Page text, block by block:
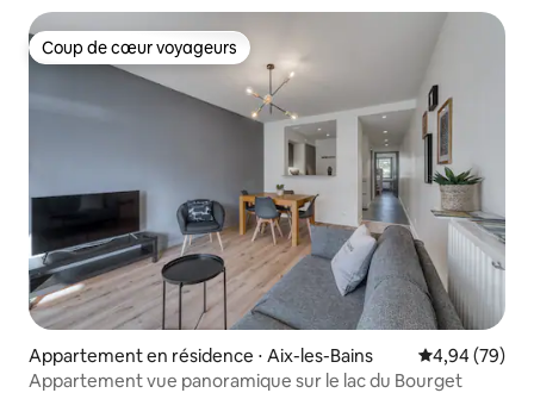
Coup de cœur voyageurs
Coup de cœur voyageurs
Appartement en résidence ⋅ Aix-les-Bains Évaluation
4,94 (79)
Appartement vue panoramique sur le lac du Bourget